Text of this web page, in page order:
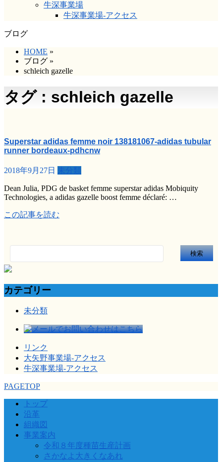
牛深事業場
牛深事業場-アクセス
ブログ
HOME »
ブログ »
schleich gazelle
タグ : schleich gazelle
Superstar adidas femme noir 138181067-adidas tubular
runner bordeaux-pdhcnw
2018年9月27日 未分類
Dean Julia, PDG de basket femme superstar adidas Mobiquity
Technologies, a adidas gazelle boost femme déclaré: …
この記事を読む
索:
カテゴリー
未分類
リンク
大矢野事業場-アクセス
牛深事業場-アクセス
PAGETOP
トップ
沿革
組織図
事業案内
令和８年度種苗生産計画
さかなよ大きくなあれ